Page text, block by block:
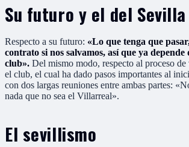
Su futuro y el del Sevilla
Respecto a su futuro: «Lo que tenga que
contrato si nos salvamos, así que ya depende
club». Del mismo modo, respecto al proceso de
el club, el cual ha dado pasos importantes al
con dos largas reuniones entre ambas partes:
nada que no sea el Villarreal».
El sevillismo